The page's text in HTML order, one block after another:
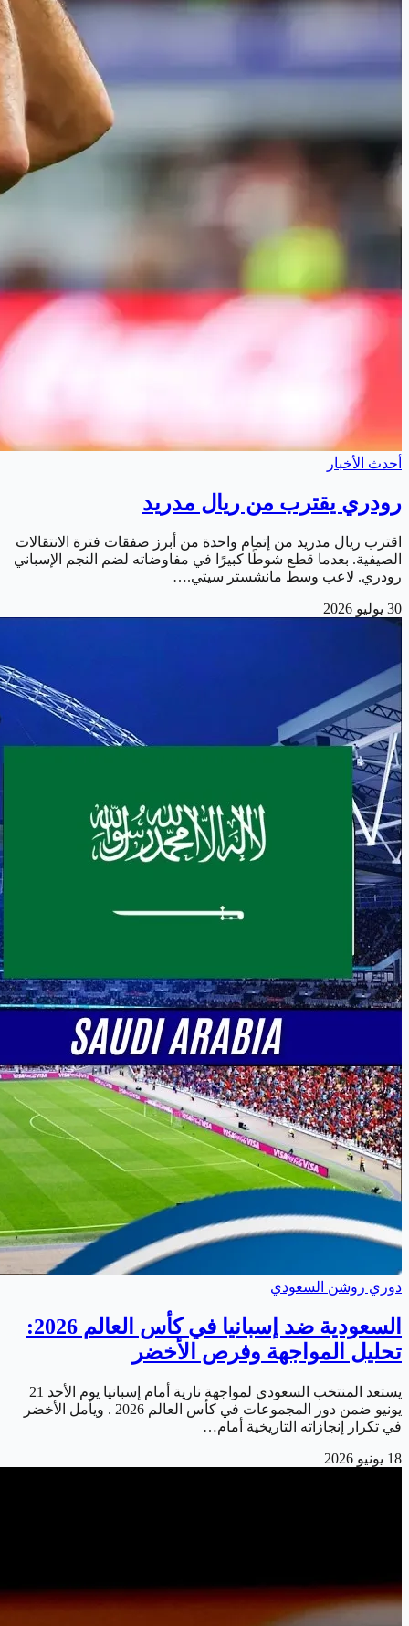
أحدث الأخبار
رودري يقترب من ريال مدريد
اقترب ريال مدريد من إتمام واحدة من أبرز صفقات فترة الانتقالات
الصيفية. بعدما قطع شوطًا كبيرًا في مفاوضاته لضم النجم الإسباني
رودري. لاعب وسط مانشستر سيتي.…
30 يوليو 2026
دوري روشن السعودي
السعودية ضد إسبانيا في كأس العالم 2026:
تحليل المواجهة وفرص الأخضر
يستعد المنتخب السعودي لمواجهة نارية أمام إسبانيا يوم الأحد 21
يونيو ضمن دور المجموعات في كأس العالم 2026 . ويأمل الأخضر
في تكرار إنجازاته التاريخية أمام…
18 يونيو 2026